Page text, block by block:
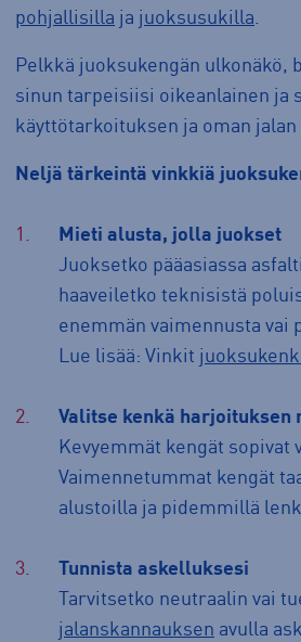
pohjallisilla ja juoksusukilla
Pelkkä juoksukengän ulkonäkö,
sinun tarpeisiisi oikeanlainen ja
käyttötarkoituksen ja oman jalan
Neljä tärkeintä vinkkiä
Mieti alusta, jolla juokset
Juoksetko pääasiassa
haaveiletko teknisistä
enemmän vaimennusta vai
Lue lisää: Vinkit
Valitse kenkä harjoituksen
Kevyemmät kengät
Vaimennetummat kengät
alustoilla ja pidemmillä
Tunnista askelluksesi
Tarvitsetko neutraalin vai
jalanskannauksen avulla